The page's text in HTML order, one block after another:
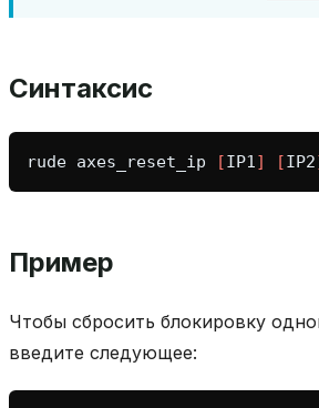
Синтаксис
rude axes_reset_ip [IP1] [IP2
Пример
Чтобы сбросить блокировку
введите следующее: